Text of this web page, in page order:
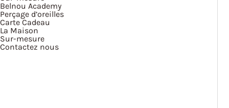
Belnou Academy
Perçage d’oreilles
Carte Cadeau
La Maison
Sur-mesure
Contactez nous